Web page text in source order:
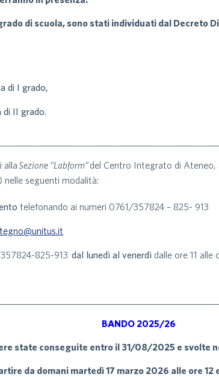
di scuola, sono stati individuati dal Decreto
di I grado,
di II grado.
allaSezione “Labform”del Centro Integrato di Ateneo,
nelle seguenti modalità:
telefonando ai numeri 0761/357824 – 825- 913
357824-825-913dal lunedì al venerdì dalle ore 11 alle
BANDO 2025/26
state conseguite entro il 31/08/2025 e svolte
da domani martedì 17 marzo 2026 alle ore 12